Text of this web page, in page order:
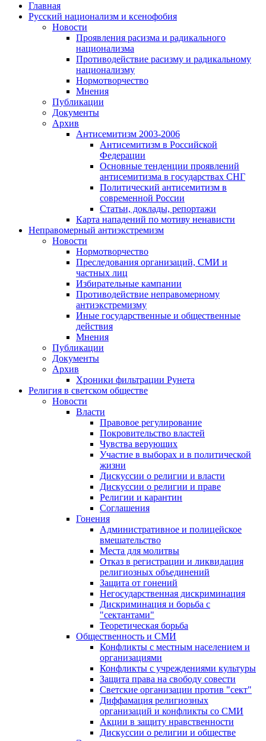
Главная
Русский национализм и ксенофобия
Новости
Проявления расизма и радикального
национализма
Противодействие расизму и радикальному
национализму
Нормотворчество
Мнения
Публикации
Документы
Архив
Антисемитизм 2003-2006
Антисемитизм в Российской
Федерации
Основные тенденции проявлений
антисемитизма в государствах СНГ
Политический антисемитизм в
современной России
Статьи, доклады, репортажи
Карта нападений по мотиву ненависти
Неправомерный антиэкстремизм
Новости
Нормотворчество
Преследования организаций, СМИ и
частных лиц
Избирательные кампании
Противодействие неправомерному
антиэкстремизму
Иные государственные и общественные
действия
Мнения
Публикации
Документы
Архив
Хроники фильтрации Рунета
Религия в светском обществе
Новости
Власти
Правовое регулирование
Покровительство властей
Чувства верующих
Участие в выборах и в политической
жизни
Дискуссии о религии и власти
Дискуссии о религии и праве
Религии и карантин
Соглашения
Гонения
Административное и полицейское
вмешательство
Места для молитвы
Отказ в регистрации и ликвидация
религиозных объединений
Защита от гонений
Негосударственная дискриминация
Дискриминация и борьба с
"сектантами"
Теоретическая борьба
Общественность и СМИ
Конфликты с местным населением и
организациями
Конфликты с учреждениями культуры
Защита права на свободу совести
Светские организации против "сект"
Диффамация религиозных
организаций и конфликты со СМИ
Акции в защиту нравственности
Дискуссии о религии и обществе